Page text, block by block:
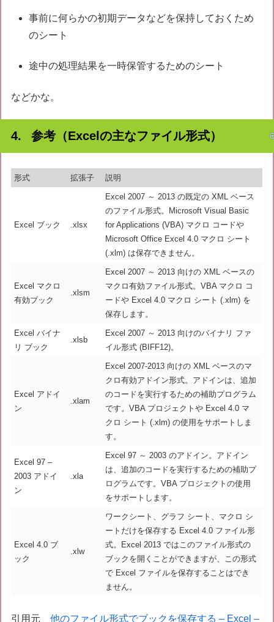
事前に何らかの初期データなどを保持しておくため
のシート
途中の処理結果を一時保管するためのシート
などかな。
参考（Excelの主なファイル形式）
形式 拡張子 説明
Excel ブック .xlsx
Excel 2007 ～ 2013 の既定の XML ベース
のファイル形式。Microsoft Visual Basic
for Applications (VBA) マクロ コードや
Microsoft Office Excel 4.0 マクロ シート
(.xlm) は保存できません。
Excel マクロ
有効ブック
.xlsm
Excel 2007 ～ 2013 向けの XML ベースの
マクロ有効ファイル形式。VBA マクロ コ
ードや Excel 4.0 マクロ シート (.xlm) を
保存します。
Excel バイナ
リ ブック
.xlsb
Excel 2007 ～ 2013 向けのバイナリ ファ
イル形式 (BIFF12)。
Excel アドイ
ン
.xlam
Excel 2007-2013 向けの XML ベースのマ
クロ有効アドイン形式。アドインは、追加
のコードを実行するための補助プログラム
です。VBA プロジェクトや Excel 4.0 マ
クロ シート (.xlm) の使用をサポートしま
す。
Excel 97 –
2003 アドイ
ン
.xla
Excel 97 ～ 2003 のアドイン。アドイン
は、追加のコードを実行するための補助プ
ログラムです。VBA プロジェクトの使用
をサポートします。
Excel 4.0 ブ
ック
.xlw
ワークシート、グラフ シート、マクロ シ
ートだけを保存する Excel 4.0 ファイル形
式。Excel 2013 ではこのファイル形式の
ブックを開くことができますが、この形式
で Excel ファイルを保存することはでき
ません。
引用元他のファイル形式でブックを保存する – Excel –